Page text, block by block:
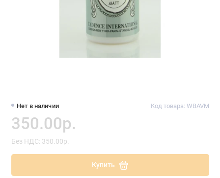
Нет в наличии Код товара: WBAVM
350.00р.
Без НДС: 350.00р.
Купить